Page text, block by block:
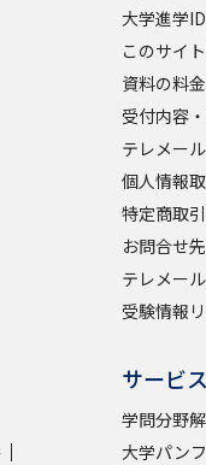
大学進学
このサイ
資料の料
受付内容
テレメー
個人情報
特定商取
お問合せ先
テレメー
受験情報
サービ
学問分野
大学パン